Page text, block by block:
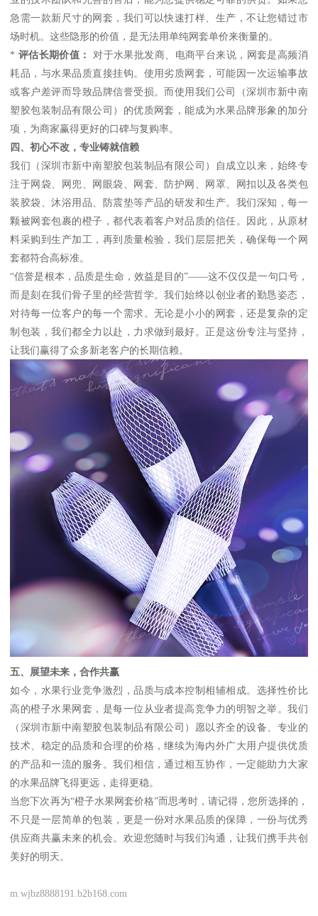
急需一款新尺寸的网套，我们可以快速打样、生产，不让您错过市
场时机。这些隐形的价值，是无法用单纯网套单价来衡量的。
* 评估长期价值：
对于水果批发商、电商平台来说，网套是高频消
耗品，与水果品质直接挂钩。使用劣质网套，可能因一次运输事故
或客户差评而导致品牌信誉受损。而使用我们公司（深圳市新中南
塑胶包装制品有限公司）的优质网套，能成为水果品牌形象的加分
项，为商家赢得更好的口碑与复购率。
四、初心不改，专业铸就信赖
我们（深圳市新中南塑胶包装制品有限公司）自成立以来，始终专
注于网袋、网兜、网眼袋、网套、防护网、网罩、网扣以及各类包
装胶袋、沐浴用品、防震垫等产品的研发和生产。我们深知，每一
颗被网套包裹的橙子，都代表着客户对品质的信任。因此，从原材
料采购到生产加工，再到质量检验，我们层层把关，确保每一个网
套都符合高标准。
“信誉是根本，品质是生命，效益是目的”——这不仅仅是一句口号，
而是刻在我们骨子里的经营哲学。我们始终以创业者的勤恳姿态，
对待每一位客户的每一个需求。无论是小小的网套，还是复杂的定
制包装，我们都全力以赴，力求做到最好。正是这份专注与坚持，
让我们赢得了众多新老客户的长期信赖。
五、展望未来，合作共赢
如今，水果行业竞争激烈，品质与成本控制相辅相成。选择性价比
高的橙子水果网套，是每一位从业者提高竞争力的明智之举。我们
（深圳市新中南塑胶包装制品有限公司）愿以齐全的设备、专业的
技术、稳定的品质和合理的价格，继续为海内外广大用户提供优质
的产品和一流的服务。我们相信，通过相互协作，一定能助力大家
的水果品牌飞得更远，走得更稳。
当您下次再为“橙子水果网套价格”而思考时，请记得，您所选择的，
不只是一层简单的包装，更是一份对水果品质的保障，一份与优秀
供应商共赢未来的机会。欢迎您随时与我们沟通，让我们携手共创
美好的明天。
m.wjbz8888191.b2b168.com